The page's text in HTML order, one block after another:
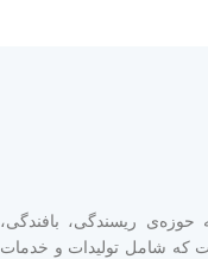
ریسندگی، بافندگی،
که شامل تولیدات و خدمات